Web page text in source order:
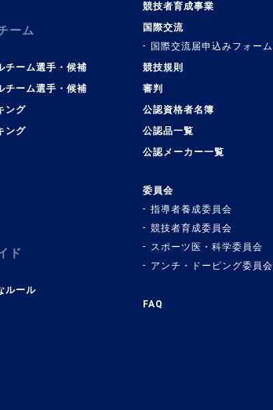
ーム
チーム選手・候補
チーム選手・候補
ング
ング
ド
ルール
競技者育成事業
国際交流
国際交流届申込みフォーム
競技規則
審判
公認資格者名簿
公認品一覧
公認メーカー一覧
委員会
指導者養成委員会
競技者育成委員会
スポーツ医・科学委員会
アンチ・ドーピング委員会
FAQ